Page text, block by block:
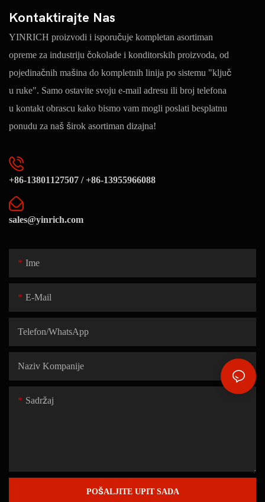
Kontaktirajte Nas
YINRICH proizvodi i isporučuje kompletan asortiman
opreme za industriju čokolade i konditorskih proizvoda, od
pojedinačnih mašina do kompletnih linija po sistemu "ključ
u ruke". Samo ostavite svoju e-mail adresu ili broj telefona
u kontakt obrascu kako bismo vam mogli poslati besplatnu
ponudu za naš širok asortiman dizajna!
+86-13801127507 / +86-13955966088
sales@yinrich.com
Ime
E-Mail
Telefon/WhatsApp
Naziv Kompanije
Sadržaj
POŠALJITE UPIT SADA